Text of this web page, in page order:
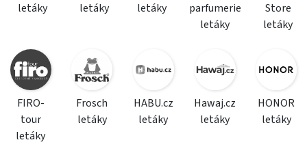
letáky
letáky
letáky
parfumerie
letáky
Store
letáky
FIRO-
tour
letáky
Frosch
letáky
HABU.cz
letáky
Hawaj.cz
letáky
HONOR
letáky